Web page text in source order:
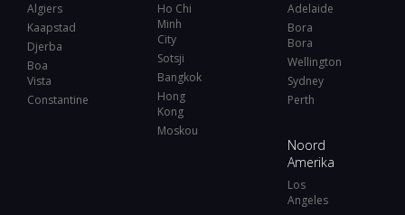
Algiers
Kaapstad
Djerba
Boa
Vista
Constantine
Ho Chi
Minh
City
Sotsji
Bangkok
Hong
Kong
Moskou
Adelaide
Bora
Bora
Wellington
Sydney
Perth
Noord
Amerika
Los
Angeles